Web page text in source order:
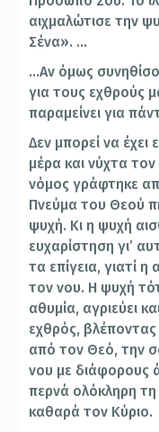
αιχμαλώτισε την
Σένα». …
…Αν όμως
για τους εχθρούς
παραμείνει για
Δεν μπορεί να έχει
μέρα και νύχτα
νόμος γράφτηκε
Πνεύμα του Θεού
ψυχή. Κι η ψυχή
ευχαρίστηση γι’
τα επίγεια, γιατί
τον νου. Η ψυχή
αθυμία, αγριεύει
εχθρός,
από τον Θεό, την
νου με διάφορους
περνά ολόκληρη τη
καθαρά τον Κύριο.